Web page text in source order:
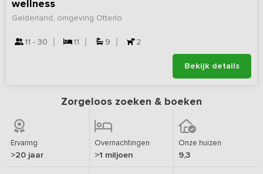
wellness
Gelderland, omgeving Otterlo
11 - 30 11 9 2
Bekijk details
Zorgeloos zoeken & boeken
Ervaring
>20 jaar
Overnachtingen
>1 miljoen
Onze huizen
9,3